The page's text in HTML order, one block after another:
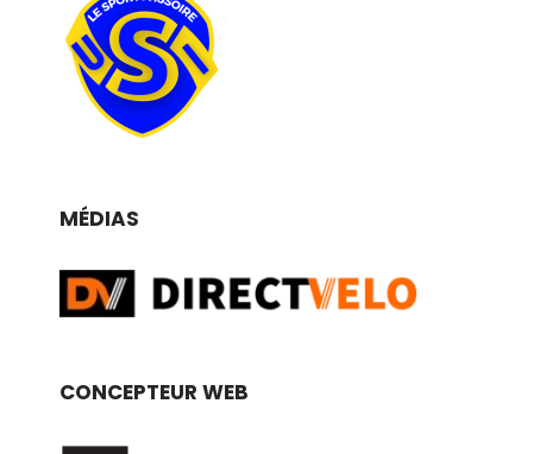
MÉDIAS
CONCEPTEUR WEB